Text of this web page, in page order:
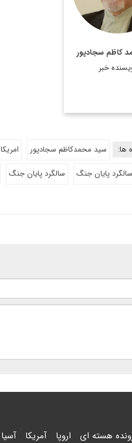
کاظم سجادپور
خبر
ایرانی،
در رشته روابط
روابط
وزارت امور خارجه
ها: سید محمدکاظم سجادپور امریکا
پایان جنگ
سالگرد پایان جنگ
هسته ای اروپا آمریکا